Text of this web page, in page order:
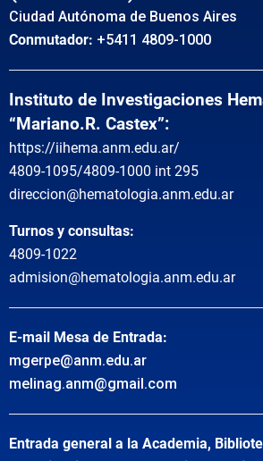
Ciudad Autónoma de Buenos Aires
Conmutador: +5411 4809-1000
Instituto de Investigaciones
“Mariano.R. Castex”:
https://iihema.anm.edu.ar/
4809-1095/4809-1000 int 295
direccion@hematologia.anm.edu.ar
Turnos y consultas:
4809-1022
admision@hematologia.anm.edu.ar
E-mail Mesa de Entrada:
mgerpe@anm.edu.ar
melinag.anm@gmail.com
Entrada general a la Academia,